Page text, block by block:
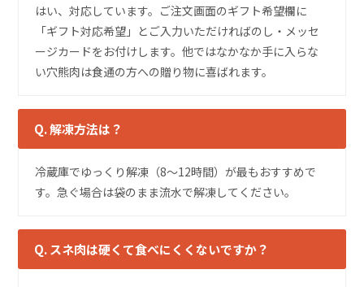
はい、対応しています。ご注文画面のギフト希望欄に
「ギフト対応希望」とご入力いただければのし・メッセ
ージカードをお付けします。他ではなかなか手に入らな
い穴熊肉は食通の方への贈り物に喜ばれます。
Q. 解凍方法は？
冷蔵庫でゆっくり解凍（8〜12時間）が最もおすすめで
す。急ぐ場合は袋のまま流水で解凍してください。
Q. スネ肉は硬くて食べにくくないですか？